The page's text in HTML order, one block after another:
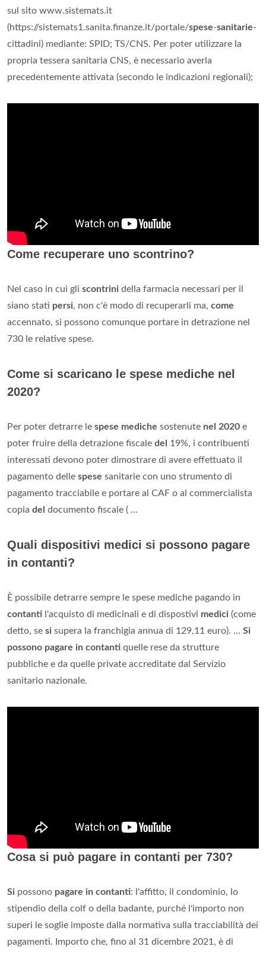
sul sito www.sistemats.it
(https://sistemats1.sanita.finanze.it/portale/spese-sanitarie-
cittadini) mediante: SPID; TS/CNS. Per poter utilizzare la
propria tessera sanitaria CNS, è necessario averla
precedentemente attivata (secondo le indicazioni regionali);
Come recuperare uno scontrino?
Nel caso in cui gli scontrini della farmacia necessari per il
siano stati persi, non c'è modo di recuperarli ma, come
accennato, si possono comunque portare in detrazione nel
730 le relative spese.
Come si scaricano le spese mediche nel
2020?
Per poter detrarre le spese mediche sostenute nel 2020 e
poter fruire della detrazione fiscale del
19%, i contribuenti
interessati devono poter dimostrare di avere effettuato il
pagamento delle spese sanitarie con uno strumento di
pagamento tracciabile e portare al CAF o al commercialista
copia del documento fiscale ( ...
Quali dispositivi medici si possono pagare
in contanti?
È possibile detrarre sempre le spese mediche pagando in
contanti l'acquisto di medicinali e di dispostivi medici (come
detto, se si supera la franchigia annua di 129,11 euro). ... Si
possono pagare in contanti quelle rese da strutture
pubbliche e da quelle private accreditate dal Servizio
sanitario nazionale.
Cosa si può pagare in contanti per 730?
Si possono pagare in contanti: l'affitto, il condominio, lo
stipendio della colf o della badante, purché l'importo non
superi le soglie imposte dalla normativa sulla tracciabilità dei
pagamenti. Importo che, fino al 31 dicembre 2021, è di